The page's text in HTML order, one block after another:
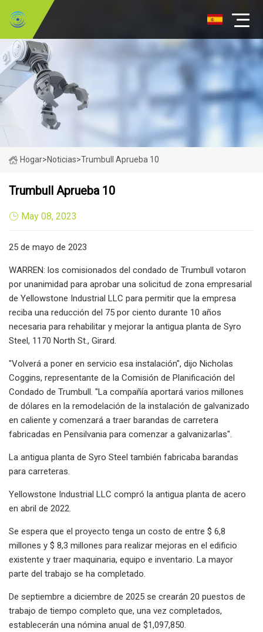
Hogar>Noticias>Trumbull Aprueba 10
Trumbull Aprueba 10
May 08, 2023
25 de mayo de 2023
WARREN: los comisionados del condado de Trumbull votaron
por unanimidad para aprobar una solicitud de zona empresarial
de Yellowstone Industrial LLC para permitir que la empresa
reciba una reducción del 75 por ciento durante 10 años
necesaria para rehabilitar y mejorar la antigua planta de Syro
Steel, 1170 North St., Girard.
"Volverá a poner en servicio esa instalación", dijo Nicholas
Coggins, representante de la Comisión de Planificación del
Condado de Trumbull. "La compañía aportará varios millones
de dólares en la remodelación de la instalación de galvanizado
en caliente y comenzará a traer barandas de carretera
fabricadas en Pensilvania para comenzar a galvanizarlas".
La antigua planta de Syro Steel también fabricaba barandas
para carreteras.
Yellowstone Industrial LLC compró la antigua planta de acero
en abril de 2022.
Se espera que el proyecto tenga un costo de entre $ 6,8
millones y $ 8,3 millones para realizar mejoras en el edificio
existente y traer maquinaria, equipo e inventario. La mayor
parte del trabajo se ha completado.
De septiembre a diciembre de 2025 se crearán 20 puestos de
trabajo de tiempo completo que, una vez completados,
establecerán una nómina anual de $1,097,850.